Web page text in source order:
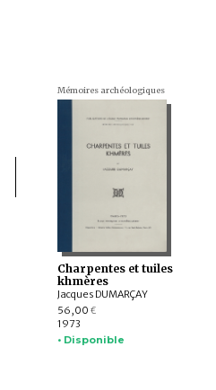
Mémoires archéologiques
Charpentes et tuiles
khmères
Jacques DUMARÇAY
56,00 €
1973
• Disponible